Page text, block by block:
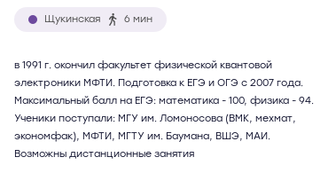
Щукинская 6 мин
в 1991 г. окончил факультет физической квантовой
электроники МФТИ. Подготовка к ЕГЭ и ОГЭ с 2007 года.
Максимальный балл на ЕГЭ: математика - 100, физика - 94.
Ученики поступали: МГУ им. Ломоносова (ВМК, мехмат,
экономфак), МФТИ, МГТУ им. Баумана, ВШЭ, МАИ.
Возможны дистанционные занятия